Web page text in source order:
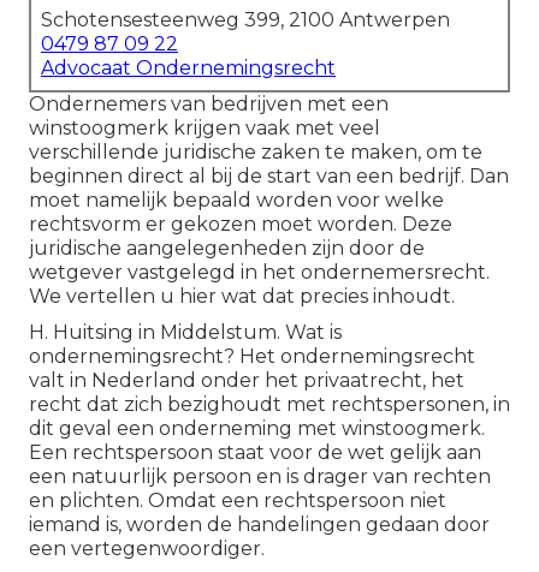
Schotensesteenweg 399, 2100 Antwerpen
0479 87 09 22
Advocaat Ondernemingsrecht
Ondernemers van bedrijven met een
winstoogmerk krijgen vaak met veel
verschillende juridische zaken te maken, om te
beginnen direct al bij de start van een bedrijf. Dan
moet namelijk bepaald worden voor welke
rechtsvorm er gekozen moet worden. Deze
juridische aangelegenheden zijn door de
wetgever vastgelegd in het ondernemersrecht.
We vertellen u hier wat dat precies inhoudt.
H. Huitsing in Middelstum. Wat is
ondernemingsrecht? Het ondernemingsrecht
valt in Nederland onder het privaatrecht, het
recht dat zich bezighoudt met rechtspersonen, in
dit geval een onderneming met winstoogmerk.
Een rechtspersoon staat voor de wet gelijk aan
een natuurlijk persoon en is drager van rechten
en plichten. Omdat een rechtspersoon niet
iemand is, worden de handelingen gedaan door
een vertegenwoordiger.